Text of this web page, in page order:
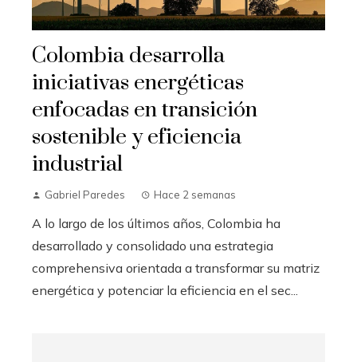
Colombia desarrolla
iniciativas energéticas
enfocadas en transición
sostenible y eficiencia
industrial
Gabriel Paredes Hace 2 semanas
A lo largo de los últimos años, Colombia ha
desarrollado y consolidado una estrategia
comprehensiva orientada a transformar su matriz
energética y potenciar la eficiencia en el sec...